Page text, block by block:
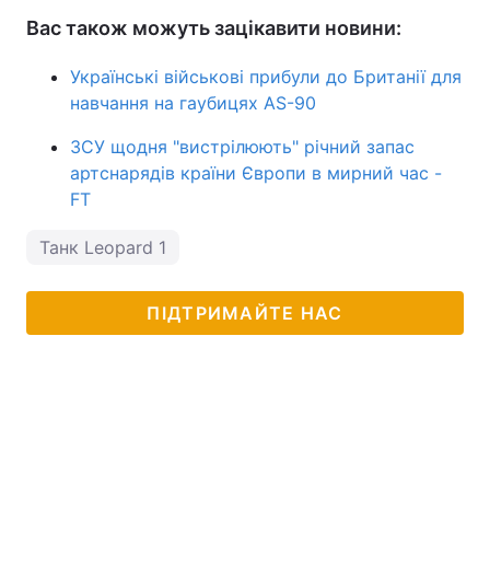
Вас також можуть зацікавити новини:
Українські військові прибули до Британії для
навчання на гаубицях AS-90
ЗСУ щодня "вистрілюють" річний запас
артснарядів країни Європи в мирний час -
FT
Танк Leopard 1
ПІДТРИМАЙТЕ НАС